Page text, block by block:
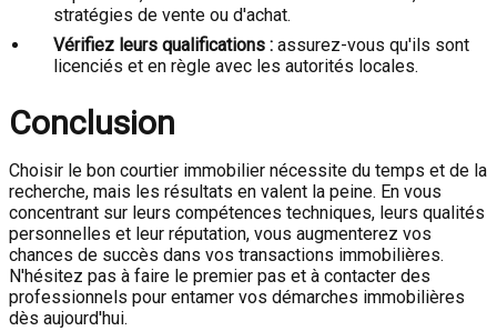
stratégies de vente ou d'achat.
Vérifiez leurs qualifications : assurez-vous qu'ils sont
licenciés et en règle avec les autorités locales.
Conclusion
Choisir le bon courtier immobilier nécessite du temps et de la
recherche, mais les résultats en valent la peine. En vous
concentrant sur leurs compétences techniques, leurs qualités
personnelles et leur réputation, vous augmenterez vos
chances de succès dans vos transactions immobilières.
N'hésitez pas à faire le premier pas et à contacter des
professionnels pour entamer vos démarches immobilières
dès aujourd'hui.